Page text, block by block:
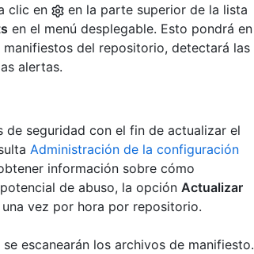
clic en
en la parte superior de la lista
en el menú desplegable. Esto pondrá en
del repositorio, detectará las
alertas.
de seguridad con el fin de actualizar el
Administración de la configuración
información sobre cómo
de abuso, la opción Actualizar
vez por hora por repositorio.
se escanearán los archivos de manifiesto.